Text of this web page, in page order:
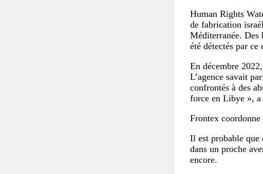
Human Rights
de fabrication
Méditerranée. Des
été détectés par
En décembre
L’agence savait
confrontés à des
force en Libye »,
Frontex coordonne
Il est probable que
dans un proche
encore.